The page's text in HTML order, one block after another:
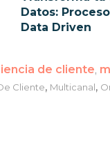
Datos:
Data Driven
de cliente
Cliente, Multicanal,